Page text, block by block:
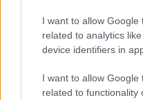
I want to allow Google
related to analytics
device identifiers in
I want to allow Google
related to functionality
LEGFRISSEBB